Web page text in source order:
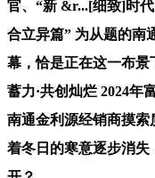
官、“新 &r...[细致]时
合立异篇” 为从题的南
幕，恰是正在这一布景
蓄力·共创灿烂 2024年
南通金利源经销商摸索
着冬日的寒意逐步消